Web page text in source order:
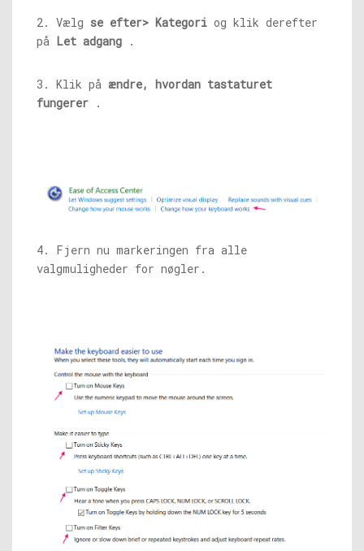
2. Vælg se efter> Kategori og klik derefter
på Let adgang .
3. Klik på ændre, hvordan tastaturet
fungerer .
4. Fjern nu markeringen fra alle
valgmuligheder for nøgler.